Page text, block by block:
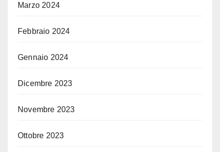
Marzo 2024
Febbraio 2024
Gennaio 2024
Dicembre 2023
Novembre 2023
Ottobre 2023